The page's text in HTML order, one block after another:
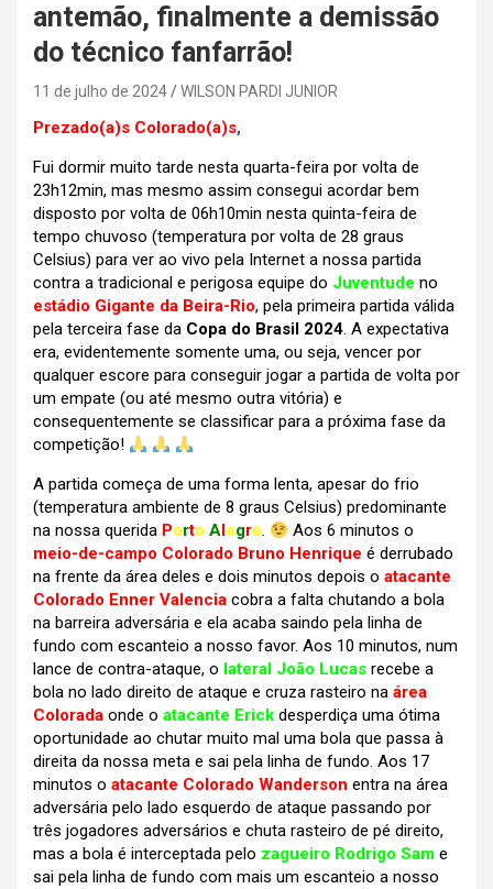
antemão, finalmente a demissão
do técnico fanfarrão!
11 de julho de 2024 WILSON PARDI JUNIOR
Prezado(a)s Colorado(a)s,
Fui dormir muito tarde nesta quarta-feira por volta de
23h12min, mas mesmo assim consegui acordar bem
disposto por volta de 06h10min nesta quinta-feira de
tempo chuvoso (temperatura por volta de 28 graus
Celsius) para ver ao vivo pela Internet a nossa partida
contra a tradicional e perigosa equipe do Juventude no
estádio Gigante da Beira-Rio, pela primeira partida válida
pela terceira fase da Copa do Brasil 2024. A expectativa
era, evidentemente somente uma, ou seja, vencer por
qualquer escore para conseguir jogar a partida de volta por
um empate (ou até mesmo outra vitória) e
consequentemente se classificar para a próxima fase da
competição!
A partida começa de uma forma lenta, apesar do frio
(temperatura ambiente de 8 graus Celsius) predominante
na nossa querida Porto Alegre.
Aos 6 minutos o
meio-de-campo Colorado Bruno Henrique é derrubado
na frente da área deles e dois minutos depois o atacante
Colorado Enner Valencia cobra a falta chutando a bola
na barreira adversária e ela acaba saindo pela linha de
fundo com escanteio a nosso favor. Aos 10 minutos, num
lance de contra-ataque, o lateral João Lucas recebe a
bola no lado direito de ataque e cruza rasteiro na área
Colorada onde o atacante Erick desperdiça uma ótima
oportunidade ao chutar muito mal uma bola que passa à
direita da nossa meta e sai pela linha de fundo. Aos 17
minutos o atacante Colorado Wanderson entra na área
adversária pelo lado esquerdo de ataque passando por
três jogadores adversários e chuta rasteiro de pé direito,
mas a bola é interceptada pelo zagueiro Rodrigo Sam e
sai pela linha de fundo com mais um escanteio a nosso